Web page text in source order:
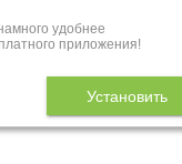
удобнее
приложения!
Установить